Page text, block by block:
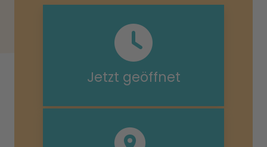
Jetzt geöffnet